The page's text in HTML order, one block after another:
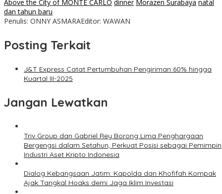
Above the City of MONTE CARLO dinner Morazen Surabaya natal
dan tahun baru
Penulis: ONNY ASMARAEditor: WAWAN
Posting Terkait
J&T Express Catat Pertumbuhan Pengiriman 60% hingga
Kuartal III-2025
Jangan Lewatkan
Triv Group dan Gabriel Rey Borong Lima Penghargaan
Bergengsi dalam Setahun, Perkuat Posisi sebagai Pemimpin
Industri Aset Kripto Indonesia
Dialog Kebangsaan Jatim: Kapolda dan Khofifah Kompak
Ajak Tangkal Hoaks demi Jaga Iklim Investasi